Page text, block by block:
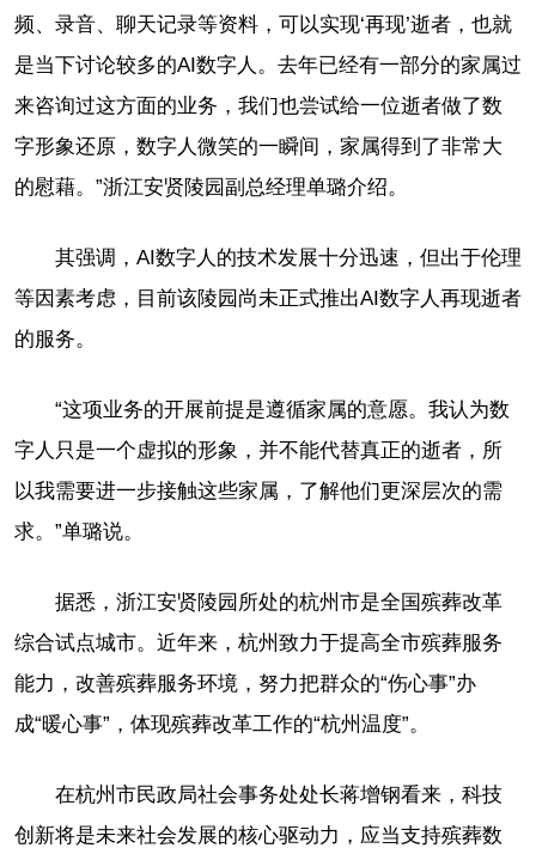
频、录音、聊天记录等资料，可以实现‘再现’逝者，也就
是当下讨论较多的AI数字人。去年已经有一部分的家属过
来咨询过这方面的业务，我们也尝试给一位逝者做了数
字形象还原，数字人微笑的一瞬间，家属得到了非常大
的慰藉。”浙江安贤陵园副总经理单璐介绍。
其强调，AI数字人的技术发展十分迅速，但出于伦理
等因素考虑，目前该陵园尚未正式推出AI数字人再现逝者
的服务。
“这项业务的开展前提是遵循家属的意愿。我认为数
字人只是一个虚拟的形象，并不能代替真正的逝者，所
以我需要进一步接触这些家属，了解他们更深层次的需
求。”单璐说。
据悉，浙江安贤陵园所处的杭州市是全国殡葬改革
综合试点城市。近年来，杭州致力于提高全市殡葬服务
能力，改善殡葬服务环境，努力把群众的“伤心事”办
成“暖心事”，体现殡葬改革工作的“杭州温度”。
在杭州市民政局社会事务处处长蒋增钢看来，科技
创新将是未来社会发展的核心驱动力，应当支持殡葬数